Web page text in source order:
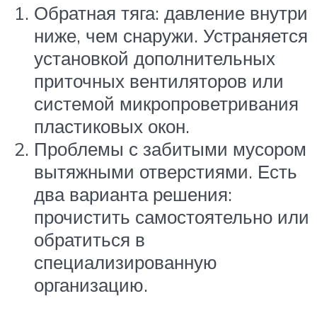
Обратная тяга: давление внутри
ниже, чем снаружи. Устраняется
установкой дополнительных
приточных вентиляторов или
системой микропроветривания
пластиковых окон.
Проблемы с забитыми мусором
вытяжными отверстиями. Есть
два варианта решения:
прочистить самостоятельно или
обратиться в
специализированную
организацию.